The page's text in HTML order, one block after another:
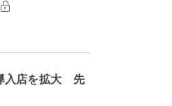
入店を拡大 先